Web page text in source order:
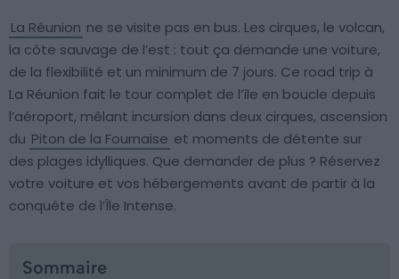
La Réunion ne se visite pas en bus. Les cirques, le volcan,
la côte sauvage de l’est : tout ça demande une voiture,
de la flexibilité et un minimum de 7 jours. Ce road trip à
La Réunion fait le tour complet de l’île en boucle depuis
l’aéroport, mêlant incursion dans deux cirques, ascension
du Piton de la Fournaise et moments de détente sur
des plages idylliques. Que demander de plus ? Réservez
votre voiture et vos hébergements avant de partir à la
conquête de l’Île Intense.
Sommaire